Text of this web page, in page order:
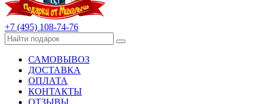
+7 (495) 108-74-76
САМОВЫВОЗ
ДОСТАВКА
ОПЛАТА
КОНТАКТЫ
ОТЗЫВЫ